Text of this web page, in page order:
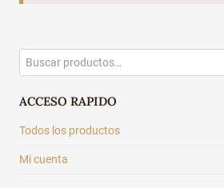
Buscar
por:
ACCESO RAPIDO
Todos los productos
Mi cuenta